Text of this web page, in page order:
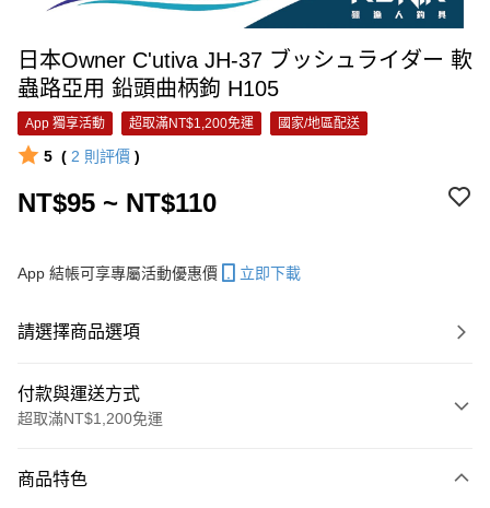
日本Owner C'utiva JH-37 ブッシュライダー 軟
蟲路亞用 鉛頭曲柄鉤 H105
App 獨享活動 超取滿NT$1,200免運 國家/地區配送
5 ( 2 則評價 )
NT$95 ~ NT$110
App 結帳可享專屬活動優惠價 立即下載
請選擇商品選項
付款與運送方式
超取滿NT$1,200免運
信用卡一次付款
商品特色